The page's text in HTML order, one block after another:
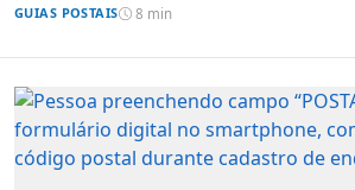
GUIAS POSTAIS 8 min